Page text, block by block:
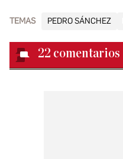
TEMAS PEDRO SÁNCHEZ
22 comentarios